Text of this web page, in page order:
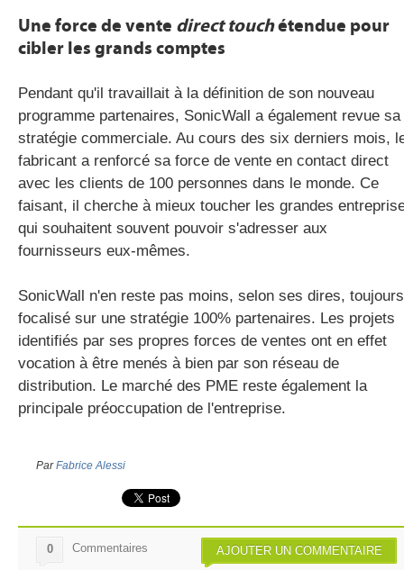
Une force de vente direct touchétendue pour
cibler les grands comptes
Pendant qu'il travaillait à la définition de son nouveau
programme partenaires, SonicWall a également revue sa
stratégie commerciale. Au cours des six derniers mois,
fabricant a renforcé sa force de vente en contact direct
avec les clients de 100 personnes dans le monde. Ce
faisant, il cherche à mieux toucher les grandes
qui souhaitent souvent pouvoir s'adresser aux
fournisseurs eux-mêmes.
SonicWall n'en reste pas moins, selon ses dires, toujours
focalisé sur une stratégie 100% partenaires. Les projets
identifiés par ses propres forces de ventes ont en effet
vocation à être menés à bien par son réseau de
distribution. Le marché des PME reste également la
principale préoccupation de l'entreprise.
ParFabrice Alessi
AJOUTER UN COMMENTAIRE
0 Commentaires